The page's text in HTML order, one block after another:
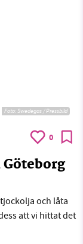
Foto:Swedegas / Pressbild
0
och låta
att vi hittat det